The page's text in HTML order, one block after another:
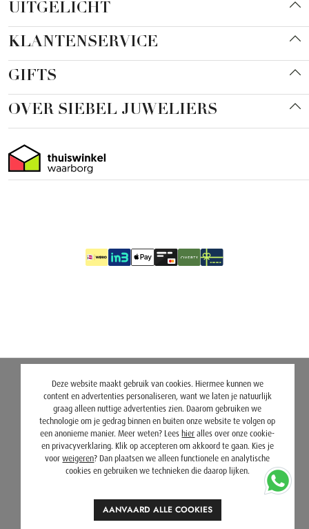
UITGELICHT
KLANTENSERVICE
GIFTS
OVER SIEBEL JUWELIERS
Deze website maakt gebruik van cookies. Hiermee kunnen we
content en advertenties personaliseren, want we laten je natuurlijk
graag alleen nuttige advertenties zien. Daarom gebruiken we
technologie om je gedrag binnen en buiten onze website te volgen op
een anonieme manier. Meer weten? Lees hier alles over onze cookie-
en privacyverklaring. Klik op accepteren om akkoord te gaan. Kies je
voorweigeren? Dan plaatsen we alleen functionele en analytische
cookies en gebruiken we technieken die daarop lijken.
AANVAARD ALLE COOKIES